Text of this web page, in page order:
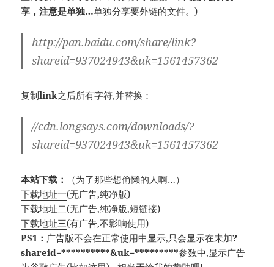
享，注意是单独…单独分享要外链的文件。)
http://pan.baidu.com/share/link?
shareid=937024943&uk=1561457362
复制link之后所有字符,并替换：
//cdn.longsays.com/downloads/?
shareid=937024943&uk=1561457362
本站下载：
（为了那些想偷懒的人啊…）
下载地址一(无广告,纯净版)
下载地址二(无广告,纯净版,短链接)
下载地址三(有广告,不影响使用)
PS1： 广告版不会在正常使用中显示,只会显示在未加?
shareid=**********&uk=*********参数中,显示广告